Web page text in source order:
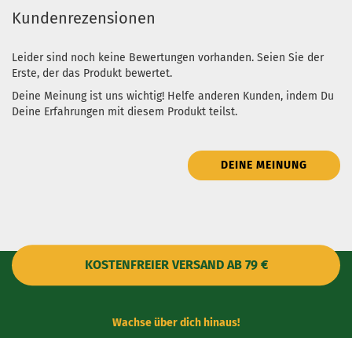
Kundenrezensionen
Leider sind noch keine Bewertungen vorhanden. Seien Sie der
Erste, der das Produkt bewertet.
Deine Meinung ist uns wichtig! Helfe anderen Kunden, indem Du
Deine Erfahrungen mit diesem Produkt teilst.
DEINE MEINUNG
KOSTENFREIER VERSAND AB 79 €
Wachse über dich hinaus!